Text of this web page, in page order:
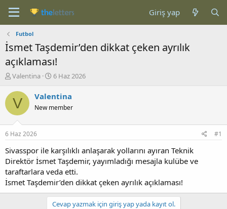
Giriş yap
Futbol
İsmet Taşdemir’den dikkat çeken ayrılık
açıklaması!
K
n
b
u
u
b
a
ş
l
a
t
a
Valentina
B
ş
a
ç
t
a
r
i
h
i
6 Haz 2026
V Valentina
New member
6 Haz 2026 #1
Sivasspor ile karşılıklı anlaşarak yollarını ayıran Teknik
Direktör İsmet Taşdemir, yayımladığı mesajla kulübe ve
taraftarlara veda etti.
İsmet Taşdemir’den dikkat çeken ayrılık açıklaması!
Cevap yazmak için giriş yap yada kayıt ol.